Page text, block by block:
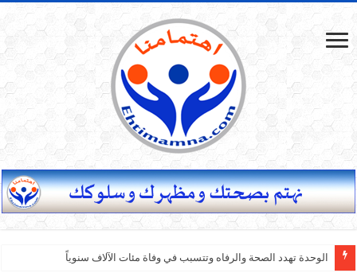
الوحدة تهدد الصحة والرفاه وتتسبب في وفاة مئات الآلاف سنوياً